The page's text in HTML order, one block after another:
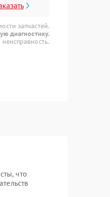
запчастей.
диагностику.
что